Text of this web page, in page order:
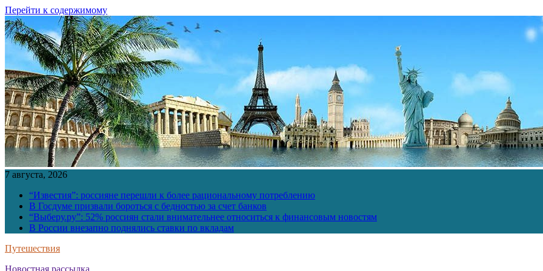
Перейти к содержимому
7 августа, 2026
“Известия”: россияне перешли к более рациональному потреблению
В Госдуме призвали бороться с бедностью за счет банков
“Выберу.ру”: 52% россиян стали внимательнее относиться к финансовым новостям
В России внезапно поднялись ставки по вкладам
Путешествия
Новостная рассылка